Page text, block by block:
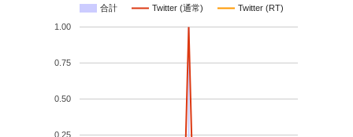
合計 Twitter (通常) Twitter (RT)
0.25
0.50
0.75
1.00